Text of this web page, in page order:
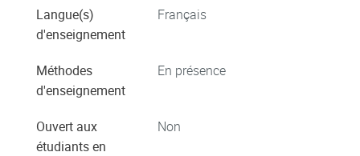
Langue(s)
d'enseignement
Français
Méthodes
d'enseignement
En présence
Ouvert aux
étudiants en
Non